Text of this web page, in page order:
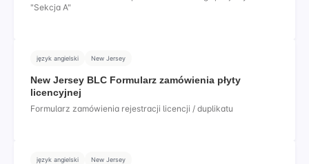
"Sekcja A"
język angielski New Jersey
New Jersey BLC Formularz zamówienia płyty
licencyjnej
Formularz zamówienia rejestracji licencji / duplikatu
język angielski New Jersey